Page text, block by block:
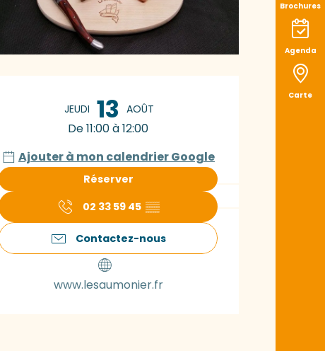
Brochures
Agenda
Carte
Ouverture et
JEUDI 13 AOÛT
De 11:00 à 12:00
Ajouter à mon calendrier Google
Réserver
02 33 59 45 ▒▒
Contactez-nous
www.lesaumonier.fr